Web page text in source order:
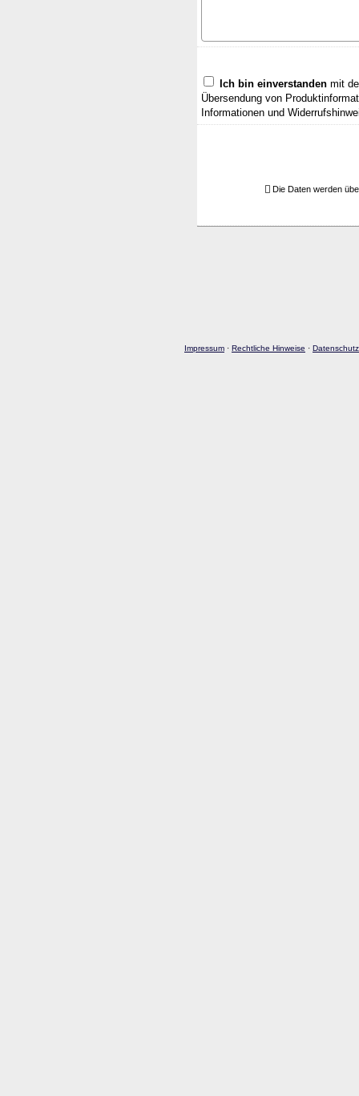
Ich bin einverstanden mit
Übersendung von
Informationen und
Die Daten werden
Impressum · Rechtliche Hinweise · Datenschutz